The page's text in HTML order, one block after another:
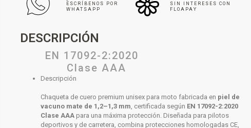
ESCRÍBENOS POR
WHATSAPP
SIN INTERESES CON
FLOAPAY
DESCRIPCIÓN
EN 17092-2:2020
Clase AAA
Descripción
Chaqueta de cuero premium unisex para moto fabricada en piel de
vacuno mate de 1,2–1,3 mm, certificada según EN 17092-2:2020
Clase AAApara una máxima protección. Diseñada para pilotos
deportivos y de carretera, combina protecciones homologadas CE,